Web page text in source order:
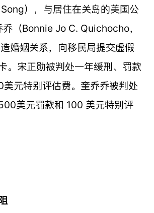
Song），与居住在关岛的美国公
乔（Bonnie Jo C. Quichocho，
婚姻关系，向移民局提交虚假
。宋正勋被判处一年缓刑、罚款
元特别评估费。奎乔乔被判处
美元罚款和 100 美元特别评